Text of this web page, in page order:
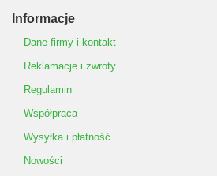
Informacje
Dane firmy i kontakt
Reklamacje i zwroty
Regulamin
Współpraca
Wysyłka i płatność
Nowości